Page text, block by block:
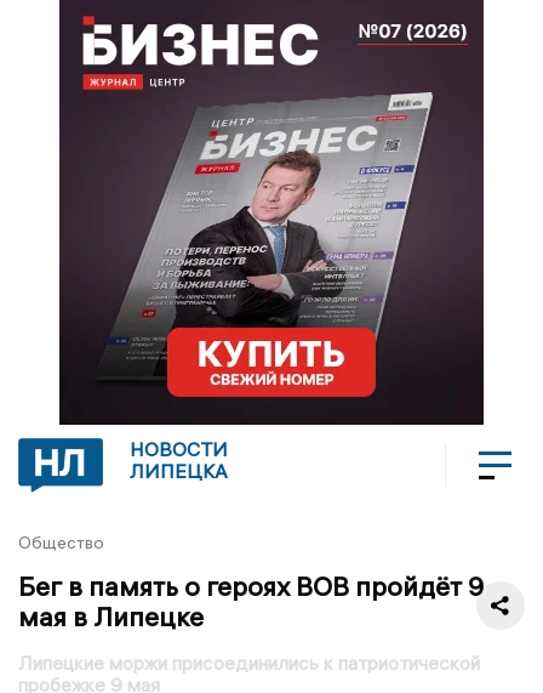
НОВОСТИ
ЛИПЕЦКА
Общество
Бег в память о героях ВОВ пройдёт 9
мая в Липецке
Липецкие моржи присоединились к патриотической
пробежке 9 мая